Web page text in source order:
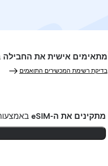
מתאימים אישית את החבילה
בדיקת רשימת המכשירים התואמים
מתקינים את ה-eSIM